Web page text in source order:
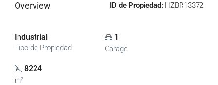
Overview ID de Propiedad: HZBR13372
Industrial
Tipo de Propiedad
1
Garage
8224
m²